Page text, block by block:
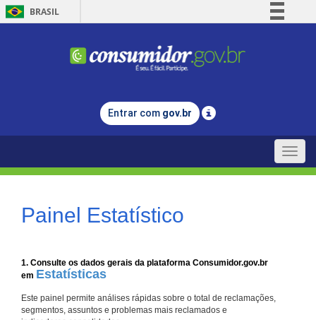
BRASIL
Comunica BR
Legislação
Entrar com gov.br
Toggle
Painel Estatístico
1. Consulte os dados gerais da plataforma Consumidor.gov.br
em Estatísticas
Este painel permite análises rápidas sobre o total de reclamações,
segmentos, assuntos e problemas mais reclamados e